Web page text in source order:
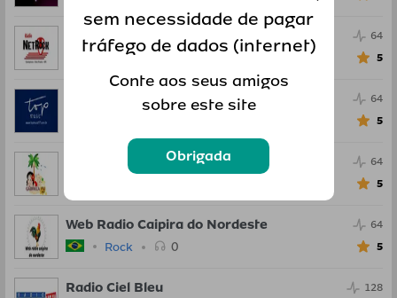
Radio Net Rock
Rock
64
5
Radio Top Music FM
64
5
Gabriela FM
64
5
Web Radio Caipira do Nordeste
Rock 0
64
5
Radio Ciel Bleu
128
sem necessidade de pagar
tráfego de dados (internet)
Conte aos seus amigos
sobre este site
Obrigada